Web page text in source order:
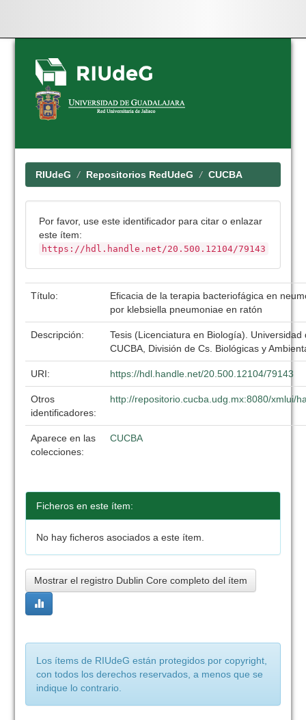
Skip
navigation
RIUdeG Repositorios RedUdeG CUCBA
Por favor, use este identificador para citar o enlazar
este ítem:
https://hdl.handle.net/20.500.12104/79143
Título:
Eficacia de la terapia bacteriofágica en
por klebsiella pneumoniae en ratón
Descripción:
Tesis (Licenciatura en Biología). Universidad
CUCBA, División de Cs. Biológicas y
URI: https://hdl.handle.net/20.500.12104/79143
Otros
identificadores:
http://repositorio.cucba.udg.mx:8080/xmlui/
Aparece en las
colecciones:
CUCBA
Ficheros en este ítem:
No hay ficheros asociados a este ítem.
Mostrar el registro Dublin Core completo del ítem
Los ítems de RIUdeG están protegidos por copyright,
con todos los derechos reservados, a menos que se
indique lo contrario.